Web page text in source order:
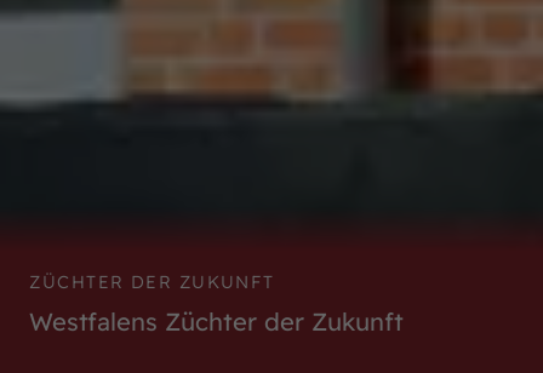
ZÜCHTER DER ZUKUNFT
Westfalens Züchter der Zukunft